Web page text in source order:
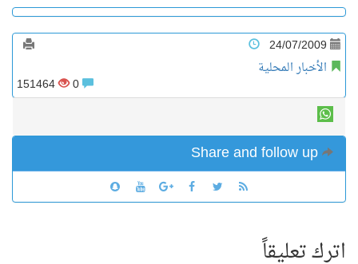
24/07/2009
الأخبار المحلية
151464
اترك تعليقاً